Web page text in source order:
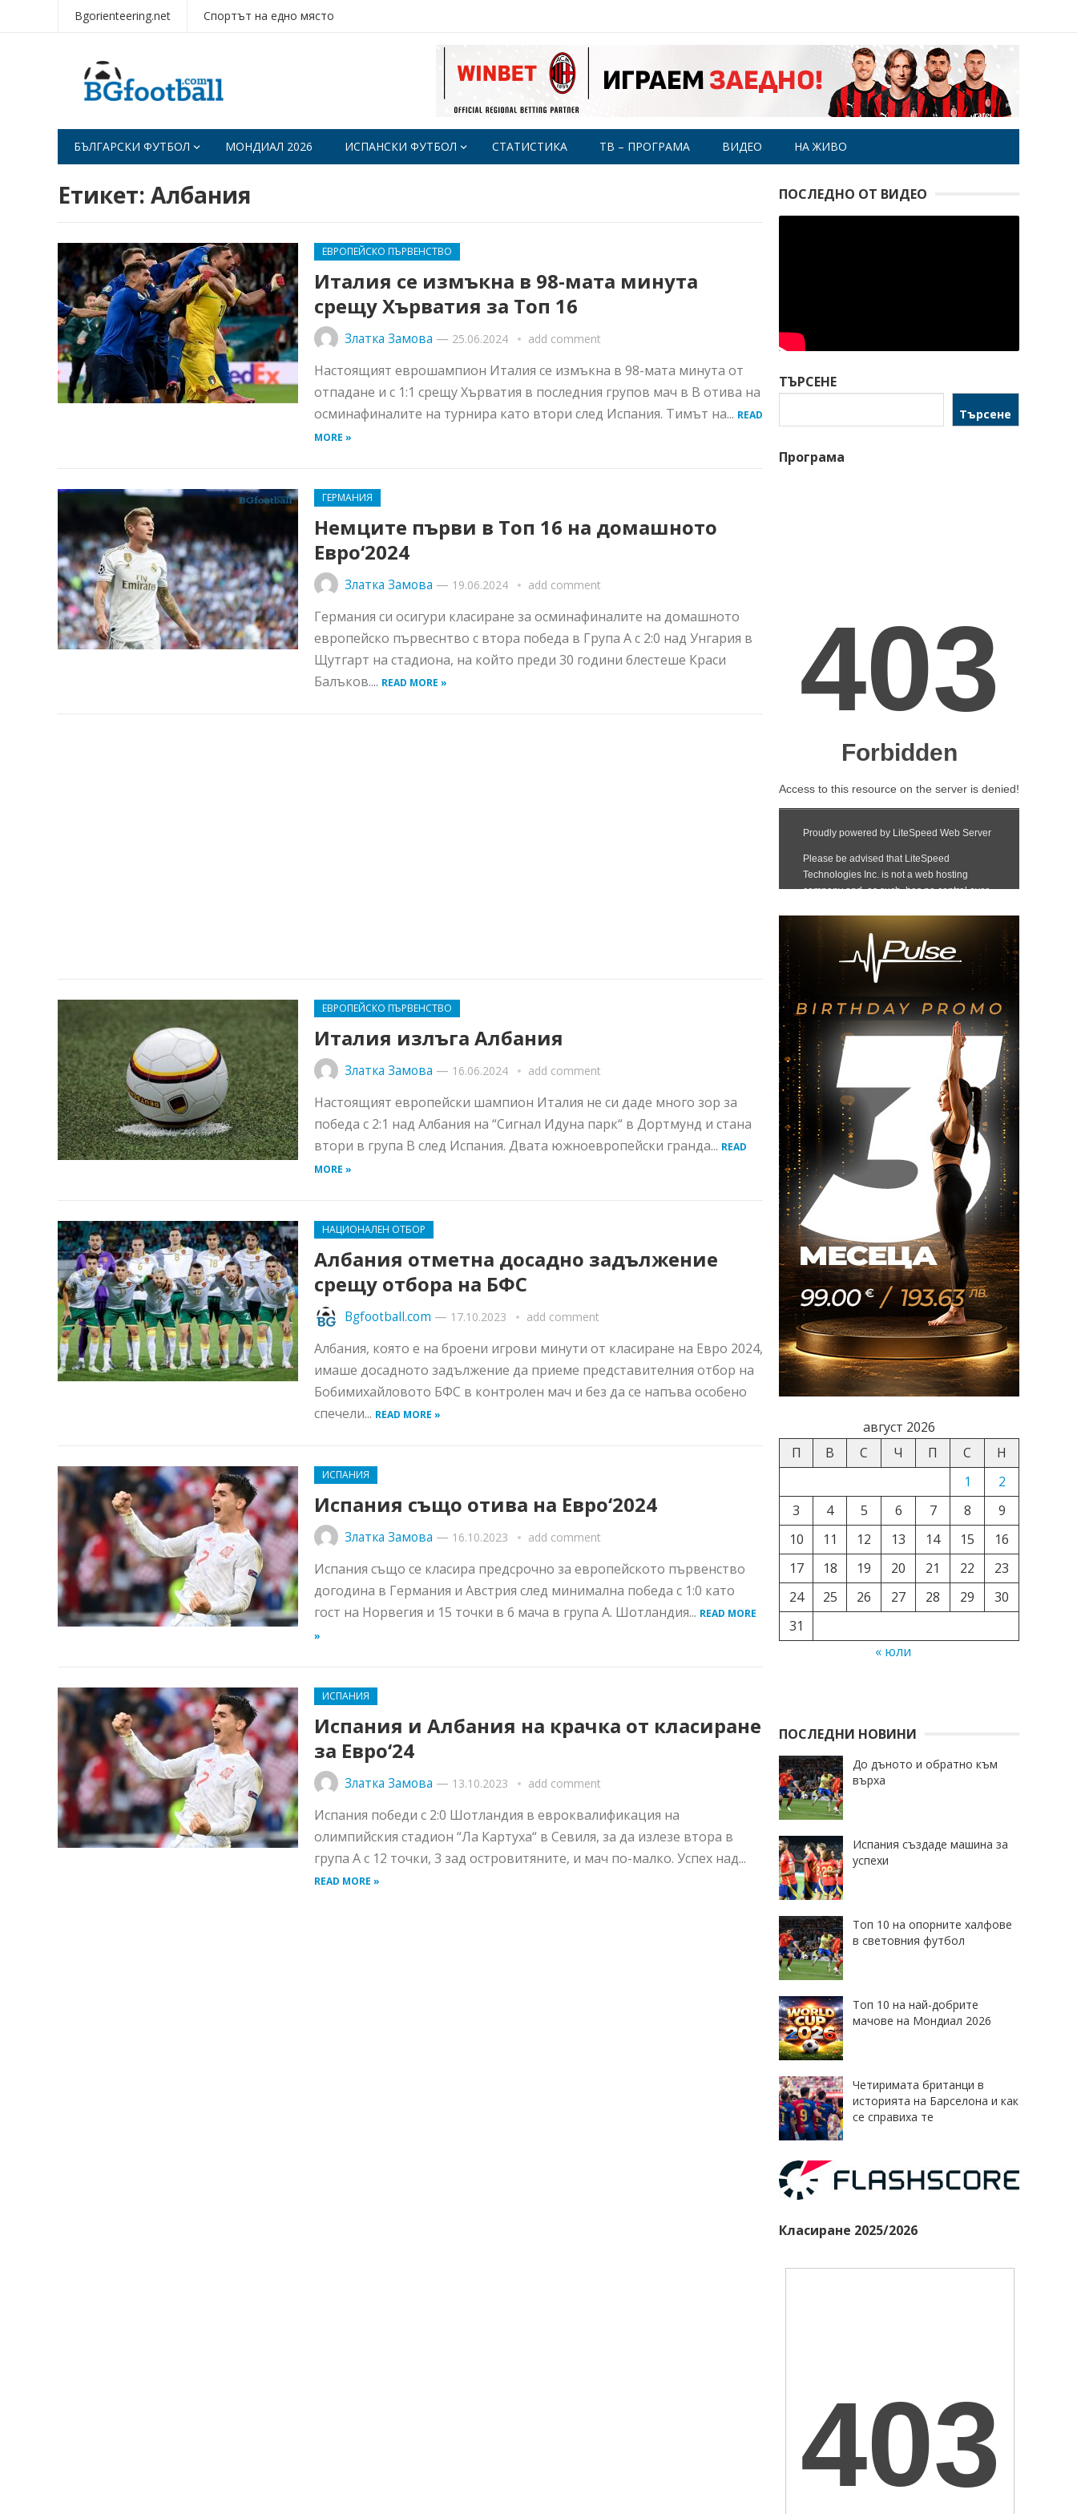
Bgorienteering.net Спортът на едно място
БЪЛГАРСКИ ФУТБОЛ МОНДИАЛ 2026 ИСПАНСКИ ФУТБОЛ СТАТИСТИКА ТВ – ПРОГРАМА ВИДЕО НА ЖИВО
Етикет: Албания
ЕВРОПЕЙСКО ПЪРВЕНСТВО
Италия се измъкна в 98-мата минута
срещу Хърватия за Топ 16
Златка Замова — 25.06.2024 add comment
Настоящият еврошампион Италия се измъкна в 98-мата минута от
отпадане и с 1:1 срещу Хърватия в последния групов мач в В отива на
осминафиналите на турнира като втори след Испания. Тимът на... READ
MORE »
ГЕРМАНИЯ
Немците първи в Топ 16 на домашното
Евро‘2024
Златка Замова — 19.06.2024 add comment
Германия си осигури класиране за осминафиналите на домашното
европейско първеснтво с втора победа в Група А с 2:0 над Унгария в
Щутгарт на стадиона, на който преди 30 години блестеше Краси
Балъков.... READ MORE »
ЕВРОПЕЙСКО ПЪРВЕНСТВО
Италия излъга Албания
Златка Замова — 16.06.2024 add comment
Настоящият европейски шампион Италия не си даде много зор за
победа с 2:1 над Албания на “Сигнал Идуна парк“ в Дортмунд и стана
втори в група В след Испания. Двата южноевропейски гранда... READ
MORE »
НАЦИОНАЛЕН ОТБОР
Албания отметна досадно задължение
срещу отбора на БФС
Bgfootball.com — 17.10.2023 add comment
Албания, която е на броени игрови минути от класиране на Евро 2024,
имаше досадното задължение да приеме представителния отбор на
Бобимихайловото БФС в контролен мач и без да се напъва особено
спечели... READ MORE »
ИСПАНИЯ
Испания също отива на Евро‘2024
Златка Замова — 16.10.2023 add comment
Испания също се класира предсрочно за европейското първенство
догодина в Германия и Австрия след минимална победа с 1:0 като
гост на Норвегия и 15 точки в 6 мача в група А. Шотландия... READ MORE
»
ИСПАНИЯ
Испания и Албания на крачка от класиране
за Евро‘24
Златка Замова — 13.10.2023 add comment
Испания победи с 2:0 Шотландия в евроквалификация на
олимпийския стадион “Ла Картуха“ в Севиля, за да излезе втора в
група А с 12 точки, 3 зад островитяните, и мач по-малко. Успех над...
READ MORE »
ПОСЛЕДНО ОТ ВИДЕО
ТЪРСЕНЕ
Търсене
Програма
август 2026
П
В С Ч П С
Н
1
2
3
4 5 6 7 8
9
10
11 12 13 14 15
16
17
18 19 20 21 22
23
24
25 26 27 28 29
30
31
« юли
ПОСЛЕДНИ НОВИНИ
До дъното и обратно към
върха
Испания създаде машина за
успехи
Топ 10 на опорните халфове
в световния футбол
Топ 10 на най-добрите
мачове на Мондиал 2026
Четиримата британци в
историята на Барселона и как
се справиха те
Класиране 2025/2026